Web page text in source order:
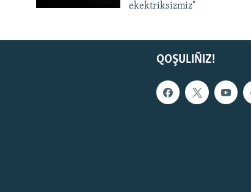
ekektriksizmiz"
QOŞULIÑIZ!